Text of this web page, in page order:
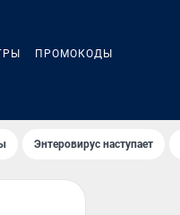
ПРОМОКОДЫ
Энтеровирус наступает